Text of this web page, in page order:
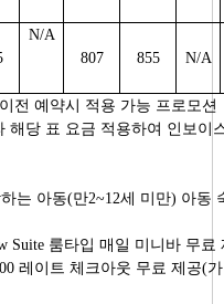
N/A
807
855 N/A
전 예약시 적용 가능 프로모션
해당 표 요금 적용하여 인보이
는 아동(만2~12세 미만) 아동
Suite 룸타입 매일 미니바 무료
레이트 체크아웃 무료 제공(